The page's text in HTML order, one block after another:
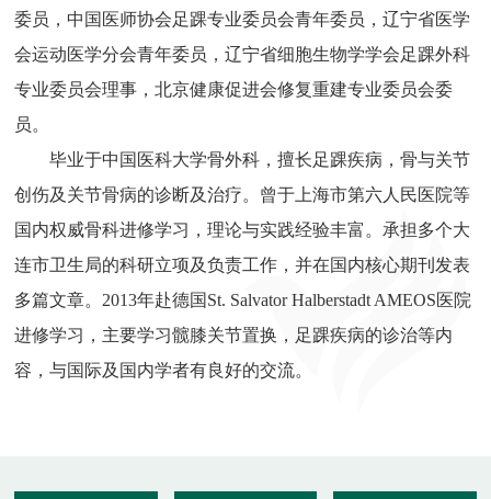
委员，中国医师协会足踝专业委员会青年委员，辽宁省医学
会运动医学分会青年委员，辽宁省细胞生物学学会足踝外科
专业委员会理事，北京健康促进会修复重建专业委员会委
员。
毕业于中国医科大学骨外科，擅长足踝疾病，骨与关节
创伤及关节骨病的诊断及治疗。曾于上海市第六人民医院等
国内权威骨科进修学习，理论与实践经验丰富。承担多个大
连市卫生局的科研立项及负责工作，并在国内核心期刊发表
多篇文章。2013年赴德国St. Salvator Halberstadt AMEOS医院
进修学习，主要学习髋膝关节置换，足踝疾病的诊治等内
容，与国际及国内学者有良好的交流。